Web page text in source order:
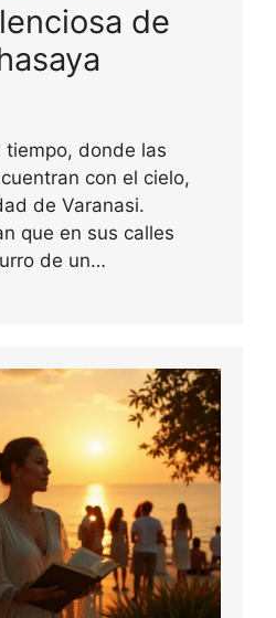
de
tiempo, donde las
con el cielo,
de Varanasi.
que en sus calles
de un…